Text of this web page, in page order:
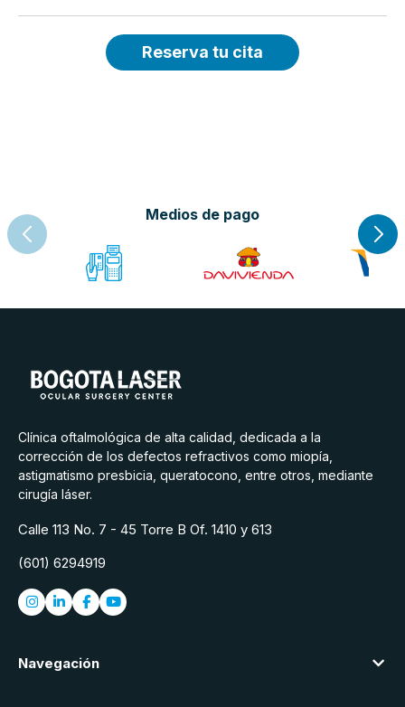
Reserva tu cita
Medios de pago
Clínica oftalmológica de alta calidad, dedicada a la
corrección de los defectos refractivos como miopía,
astigmatismo presbicia, queratocono, entre otros, mediante
cirugía láser.
Calle 113 No. 7 - 45 Torre B Of. 1410 y 613
(601) 6294919
Navegación